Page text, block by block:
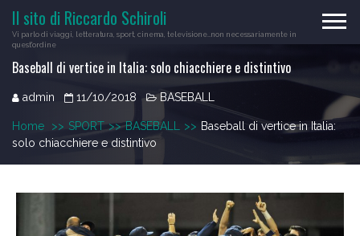
content
Il sito di Riccardo Schiroli
Vi parlo di viaggi, letteratura, sport, cinema, televisione…non necessariamente in
quest'ordine
Baseball di vertice in Italia: solo chiacchiere e distintivo
admin 11/10/2018 BASEBALL
Home >> SPORT >> BASEBALL >> Baseball di vertice in Italia:
solo chiacchiere e distintivo